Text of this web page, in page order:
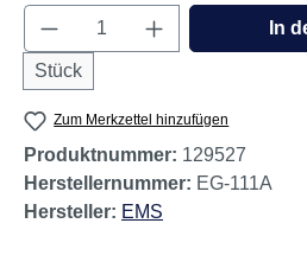
Produkt Anzahl: Gib
Stück
In
Zum Merkzettel hinzufügen
Produktnummer: 129527
Herstellernummer: EG-111A
Hersteller: EMS